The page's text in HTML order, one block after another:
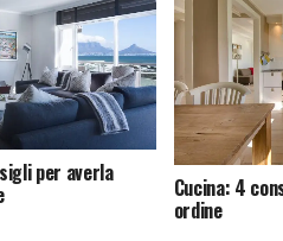
per averla
Cucina: 4
ordine